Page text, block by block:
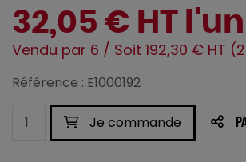
32,05 € HT
Vendu par 6 / Soit 192,30 € HT
Référence : E1000192
Je commande